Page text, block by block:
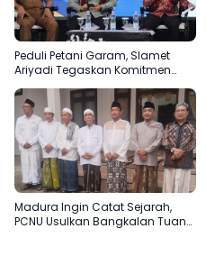
Peduli Petani Garam, Slamet
Ariyadi Tegaskan Komitmen
Masyarakat Madura
Madura Ingin Catat Sejarah,
PCNU Usulkan Bangkalan Tuan